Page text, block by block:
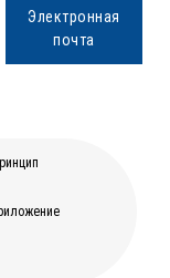
Электронная
почта